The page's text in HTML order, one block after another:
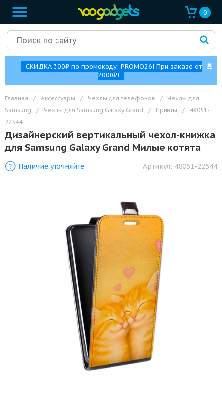
0
СКИДКА 300₽ по промокоду: PROMO26! При заказе от
2000₽!
✖
Главная / Аксессуары / Чехлы для телефонов /
Чехлы для
Samsung
/ Чехлы для Samsung Galaxy Grand / Принты /
48051-
22544
Дизайнерский вертикальный чехол-книжка
для Samsung Galaxy Grand Милые котята
Наличие уточняйте Артикул: 48051-22544